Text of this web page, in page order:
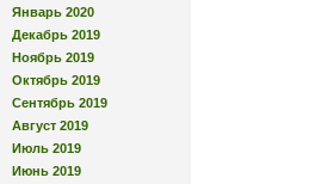
Январь 2020
Декабрь 2019
Ноябрь 2019
Октябрь 2019
Сентябрь 2019
Август 2019
Июль 2019
Июнь 2019